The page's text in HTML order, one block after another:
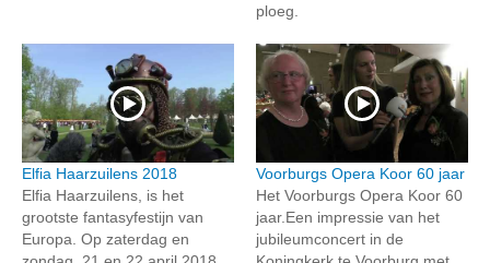
ploeg.
Elfia Haarzuilens 2018
Elfia Haarzuilens, is het
grootste fantasyfestijn van
Europa. Op zaterdag en
Voorburgs Opera Koor 60 jaar
Het Voorburgs Opera Koor 60
jaar.Een impressie van het
jubileumconcert in de